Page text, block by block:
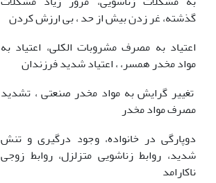
گذشته، غر زدن بیش از حد ، بی ارزش کردن
اعتیاد به مصرف مشروبات الکلی، اعتیاد به
مواد مخدر همسر، ، اعتیاد شدید فرزندان
تغییر گرایش به مواد مخدر صنعتی ، تشدید
مصرف مواد مخدر
دوپارگی در خانواده، وجود درگیری و تنش
شدید، روابط زناشویی متزلزل، روابط زوجی
ناکارامد